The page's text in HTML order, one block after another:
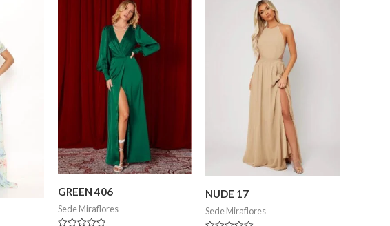
GREEN 406
Sede Miraflores
NUDE 17
Sede Miraflores